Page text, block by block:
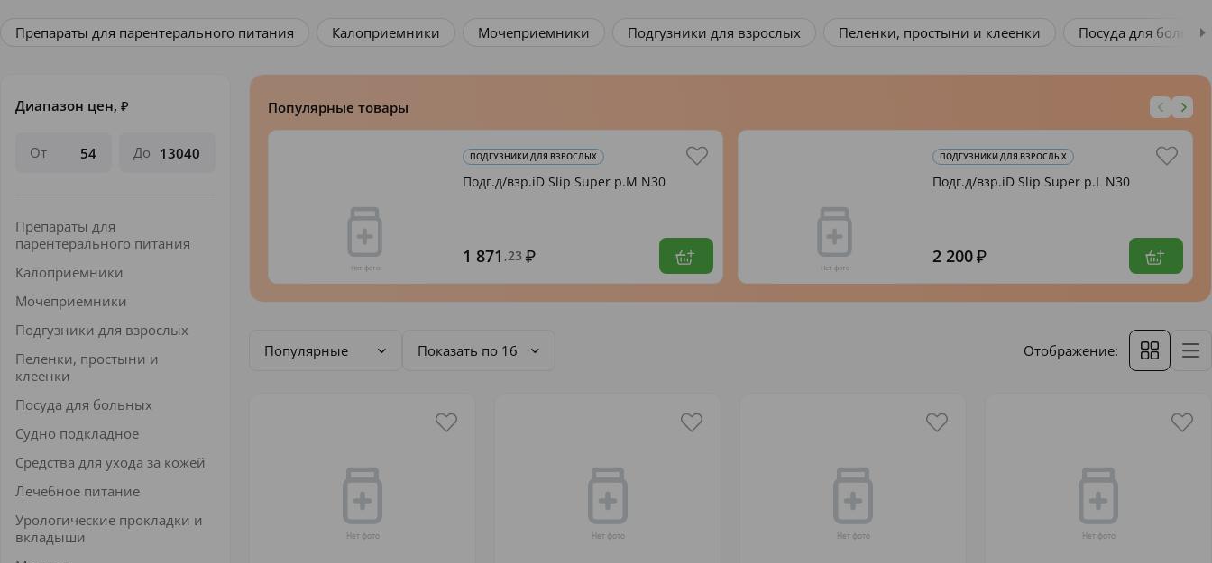
Калоприемники Мочеприемники Подгузники для взрослых Пеленки, простыни и клеенки Посуда для больных Судно подкладное Средства для
Диапазон цен, ₽
От До
Препараты для
парентерального питания
Калоприемники
Мочеприемники
Подгузники для взрослых
Пеленки, простыни и
клеенки
Посуда для больных
Судно подкладное
Средства для ухода за кожей
Лечебное питание
Урологические прокладки и
вкладыши
Популярные товары
ПОДГУЗНИКИ ДЛЯ ВЗРОСЛЫХ
Подг.д/взр.iD Slip Super р.M N30
1 871 ,23
ПОДГУЗНИКИ ДЛЯ ВЗРОСЛЫХ
Подг.д/взр.iD Slip Super р.L N30
2 200
Популярные Показать по 16 Отображение: